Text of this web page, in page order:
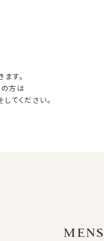
す。
方は
てください。
MENS